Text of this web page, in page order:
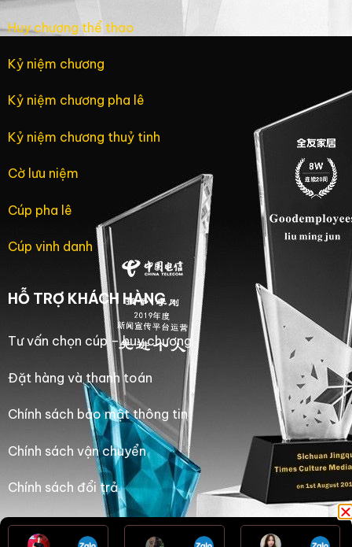
Huy chương thể thao
Kỷ niệm chương
Kỷ niệm chương pha lê
Kỷ niệm chương thuỷ tinh
Cờ lưu niệm
Cúp pha lê
Cúp vinh danh
HỖ TRỢ KHÁCH HÀNG
Tư vấn chọn cúp – huy chương
Đặt hàng và thanh toán
Chính sách bảo mật thông tin
Chính sách vận chuyển
Chính sách đổi trả
Chính sách bảo hành